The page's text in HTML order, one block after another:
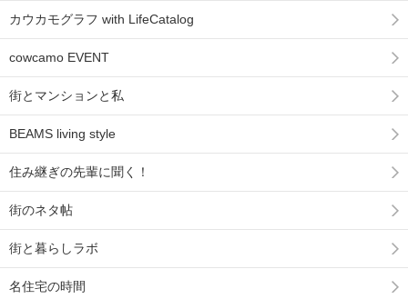
カウカモグラフ with LifeCatalog
cowcamo EVENT
街とマンションと私
BEAMS living style
住み継ぎの先輩に聞く！
街のネタ帖
街と暮らしラボ
名住宅の時間